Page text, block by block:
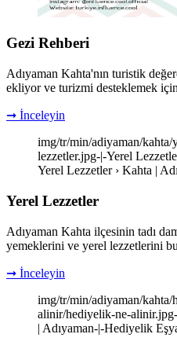
Gezi Rehberi
Adıyaman Kahta'nın turistik
ekliyor ve turizmi desteklemek
➞ İnceleyin
img/tr/min/adiyaman/kahta/
lezzetler.jpg-|-Yerel
Yerel Lezzetler › Kahta |
Yerel Lezzetler
Adıyaman Kahta ilçesinin tadı
yemeklerini ve yerel lezzetlerini
➞ İnceleyin
img/tr/min/adiyaman/kahta/
alinir/hediyelik-ne-
| Adıyaman-|-Hediyelik